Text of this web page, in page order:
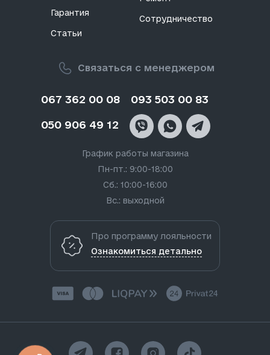
Связаться с менеджером
067 362 00 08 093 503 00 83
050 906 49 12
График работы магазина
Пн-пт.: 9:00-18:00
Сб.: 10:00-16:00
Вс.: выходной
Гарантия
Статьи
Сотрудничество
Про программу лояльности
Ознакомиться детально